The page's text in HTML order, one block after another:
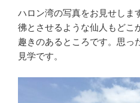
ハロン湾の写真をお見せしま
彿とさせるような仙人もどこ
趣きのあるところです。思っ
見学です。